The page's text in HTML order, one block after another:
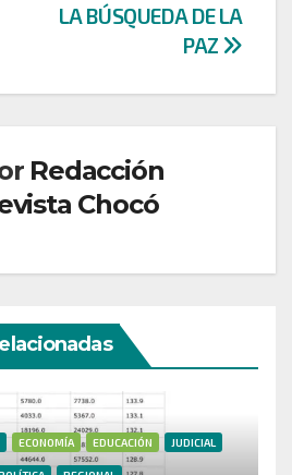
LA BÚSQUEDA DE LA
PAZ
Redacción
Chocó
ECONOMÍA EDUCACIÓN JUDICIAL